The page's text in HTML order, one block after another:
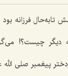
تابه‌حال فرزانه
دیگر چیست؟!
پیغمبر صلی